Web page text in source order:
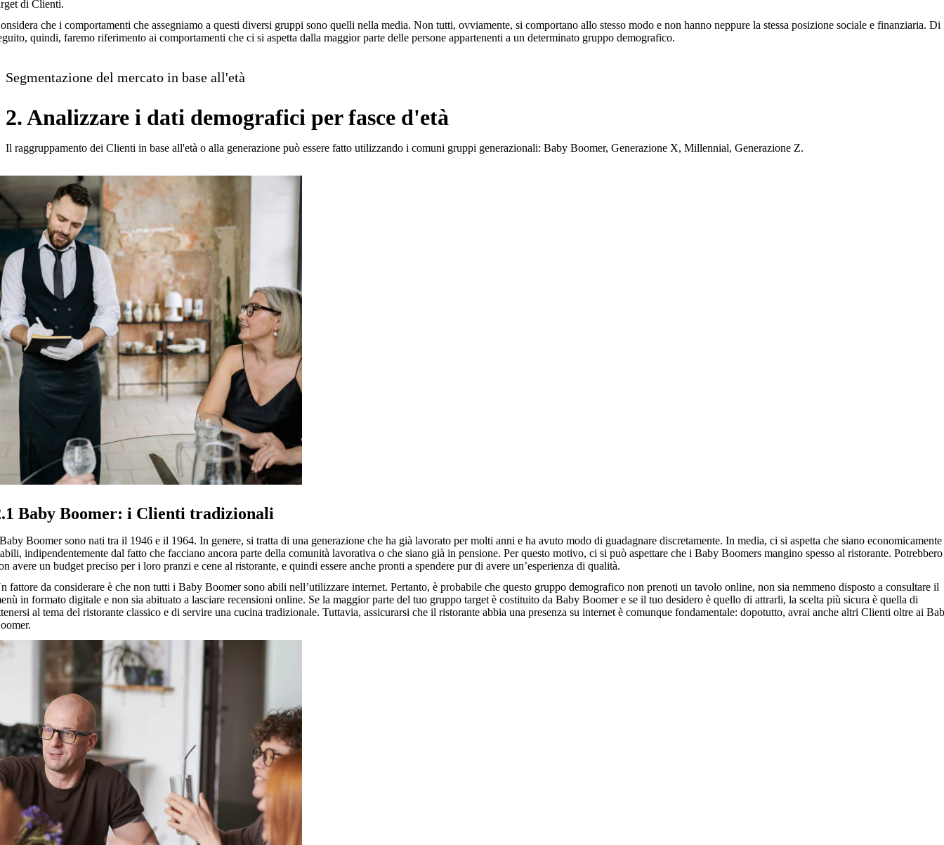
di Clienti.
che i comportamenti che assegniamo a questi diversi gruppi sono quelli nella media. Non tutti, ovviamente, si comportano allo stesso modo e non hanno neppure la stessa posizione sociale e finanziaria. Di
quindi, faremo riferimento ai comportamenti che ci si aspetta dalla maggior parte delle persone appartenenti a un determinato gruppo demografico.
Segmentazione del mercato in base all'età
2. Analizzare i dati demografici per fasce d'età
Il raggruppamento dei Clienti in base all'età o alla generazione può essere fatto utilizzando i comuni gruppi generazionali: Baby Boomer, Generazione X, Millennial, Generazione Z.
Baby Boomer: i Clienti tradizionali
Boomer sono nati tra il 1946 e il 1964. In genere, si tratta di una generazione che ha già lavorato per molti anni e ha avuto modo di guadagnare discretamente. In media, ci si aspetta che siano economicamente
indipendentemente dal fatto che facciano ancora parte della comunità lavorativa o che siano già in pensione. Per questo motivo, ci si può aspettare che i Baby Boomers mangino spesso al ristorante. Potrebbero
avere un budget preciso per i loro pranzi e cene al ristorante, e quindi essere anche pronti a spendere pur di avere un’esperienza di qualità.
fattore da considerare è che non tutti i Baby Boomer sono abili nell’utilizzare internet. Pertanto, è probabile che questo gruppo demografico non prenoti un tavolo online, non sia nemmeno disposto a consultare il
in formato digitale e non sia abituato a lasciare recensioni online. Se la maggior parte del tuo gruppo target è costituito da Baby Boomer e se il tuo desidero è quello di attrarli, la scelta più sicura è quella di
al tema del ristorante classico e di servire una cucina tradizionale. Tuttavia, assicurarsi che il ristorante abbia una presenza su internet è comunque fondamentale: dopotutto, avrai anche altri Clienti oltre ai